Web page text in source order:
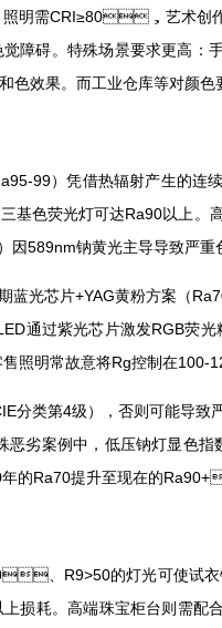
明需CRI≥80，艺术创作
。特殊场景要求更高
。而工业仓库等对颜色要求不
99）凭借热辐射产生的连续光
基色荧光灯可达Ra90以上。
589nm钠黄光主导导致严重色
蓝光芯片+YAG黄粉方案（
过紫光芯片激发RGB荧光粉
零售照明常故意将Rg控制在100-
第4级），否则可能导致严重
案例中，低压钠灯显色指
年的Ra70提升至现在的
、R9>50的灯光可使试衣
。高端珠宝柜台则需配